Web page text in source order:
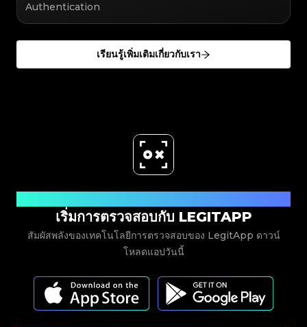
Authentication
เรียนรู้เพิ่มเติมเกี่ยวกับเรา
เริ่มการตรวจสอบกับ LEGITAPP
สัมผัสพลังของเทคโนโลยีการตรวจสอบของ LegitApp ดาวน์
โหลดแอปวันนี้